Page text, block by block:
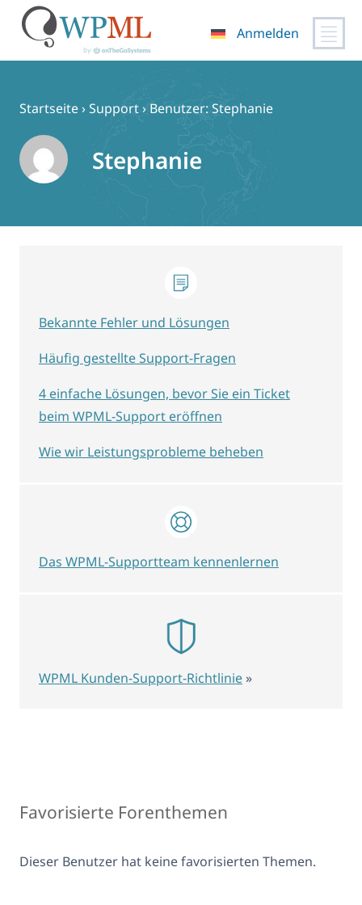
springen
Anmelden
Startseite›Support› Benutzer: Stephanie
Stephanie
Favorisierte Forenthemen
Dieser Benutzer hat keine favorisierten Themen.
Bekannte Fehler und Lösungen
Häufig gestellte Support-Fragen
4 einfache Lösungen, bevor Sie ein Ticket
beim WPML-Support eröffnen
Wie wir Leistungsprobleme beheben
Das WPML-Supportteam kennenlernen
WPML Kunden-Support-Richtlinie »